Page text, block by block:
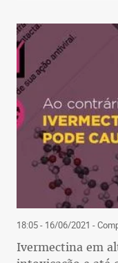
18:05 - 16/06/2021 -
Ivermectina em